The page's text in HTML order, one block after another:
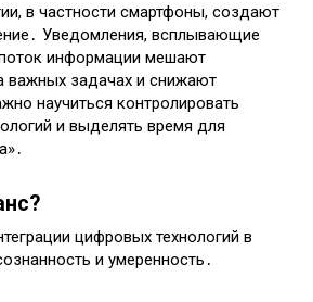
в частности смартфоны, создают
Уведомления, всплывающие
информации мешают
важных задачах и снижают
научиться контролировать
и выделять время для
цифровых технологий в
и умеренность․